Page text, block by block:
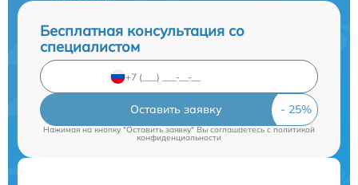
Бесплатная консультация со
специалистом
Оставить заявку
Нажимая на кнопку "Оставить заявку" Вы соглашаетесь c политикой
конфиденциальности